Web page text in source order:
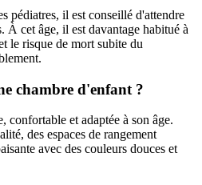
pédiatres, il est conseillé d'attendre
À cet âge, il est davantage habitué à
le risque de mort subite du
chambre d'enfant ?
confortable et adaptée à son âge.
des espaces de rangement
avec des couleurs douces et